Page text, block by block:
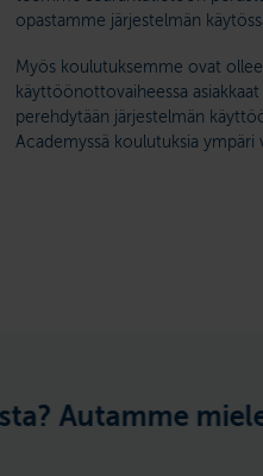
opastamme järjestelmän
Myös koulutuksemme ovat
käyttöön­otto­vaiheessa
perehdytään järjestelmän
Academyssä koulutuksia ympäri